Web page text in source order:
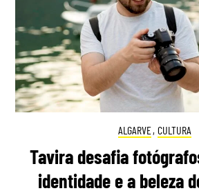
ALGARVE, CULTURA
Tavira desafia
identidade e a beleza